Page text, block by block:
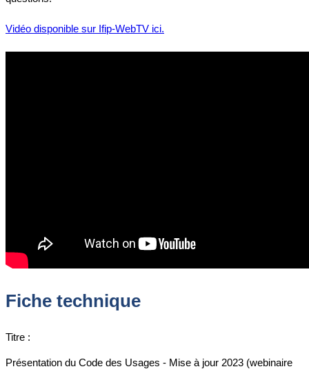
Vidéo disponible sur Ifip-WebTV ici.
Fiche technique
Titre :
Présentation du Code des Usages - Mise à jour 2023 (webinaire